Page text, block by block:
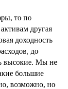
то по
другая
доходность
до
высокие. Мы не
большие
возможно, но